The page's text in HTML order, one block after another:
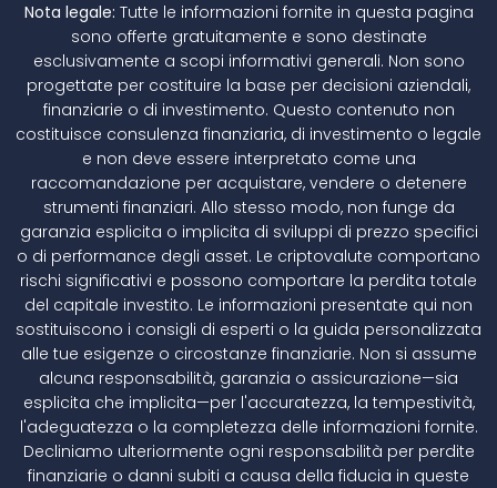
Nota legale: Tutte le informazioni fornite in questa pagina
sono offerte gratuitamente e sono destinate
esclusivamente a scopi informativi generali. Non sono
progettate per costituire la base per decisioni aziendali,
finanziarie o di investimento. Questo contenuto non
costituisce consulenza finanziaria, di investimento o legale
e non deve essere interpretato come una
raccomandazione per acquistare, vendere o detenere
strumenti finanziari. Allo stesso modo, non funge da
garanzia esplicita o implicita di sviluppi di prezzo specifici
o di performance degli asset. Le criptovalute comportano
rischi significativi e possono comportare la perdita totale
del capitale investito. Le informazioni presentate qui non
sostituiscono i consigli di esperti o la guida personalizzata
alle tue esigenze o circostanze finanziarie. Non si assume
alcuna responsabilità, garanzia o assicurazione—sia
esplicita che implicita—per l'accuratezza, la tempestività,
l'adeguatezza o la completezza delle informazioni fornite.
Decliniamo ulteriormente ogni responsabilità per perdite
finanziarie o danni subiti a causa della fiducia in queste